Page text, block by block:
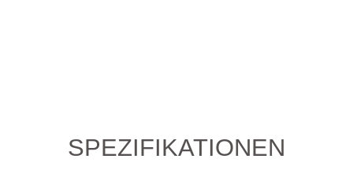
SPEZIFIKATIONEN